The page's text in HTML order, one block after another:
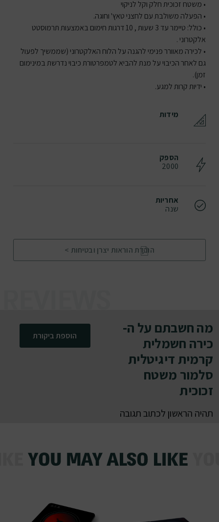
• משטח זכוכית חלק וקל לניקוי
• הפעלה משולבת עם לחצני טאץ' וחוגה.
• כולל: טיימר עד 3 שעות , 10 דרגות חימום באמצעות תרמוסטט
אלקטרוני .
• לכירה מאוורר פנימי להגנה על הלוח האלקטרוני (שממשיך לפעול
גם לאחר הכיבוי על מנת להביא לטמפרטורת כיבוי נדרשת במינימום
זמן).
• ידיות קרות למגע.
מידות
הספק
2000
אחריות
שנה
הורדת הוראות יצרן ובטיחות >
מה חשבתם על ה-
כירה חשמלית
קרמית דיגיטלית
סלמור משטח
זכוכית
תהיה הראשון לכתוב תגובה
הוספת ביקורת